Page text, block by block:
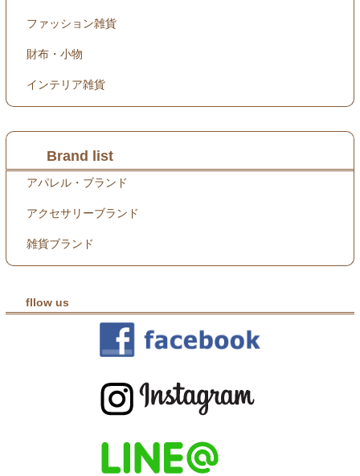
ファッション雑貨
財布・小物
インテリア雑貨
Brand list
アパレル・ブランド
アクセサリーブランド
雑貨ブランド
fllow us